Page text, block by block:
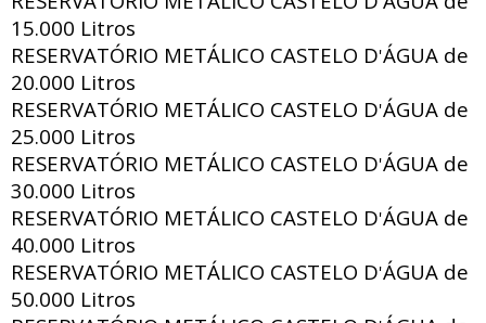
15.000 Litros
RESERVATÓRIO METÁLICO CASTELO D'ÁGUA de
20.000 Litros
RESERVATÓRIO METÁLICO CASTELO D'ÁGUA de
25.000 Litros
RESERVATÓRIO METÁLICO CASTELO D'ÁGUA de
30.000 Litros
RESERVATÓRIO METÁLICO CASTELO D'ÁGUA de
40.000 Litros
RESERVATÓRIO METÁLICO CASTELO D'ÁGUA de
50.000 Litros